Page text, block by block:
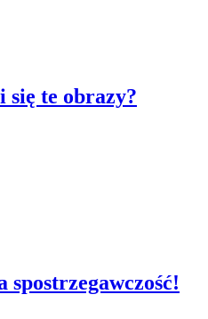
te obrazy?
spostrzegawczość!